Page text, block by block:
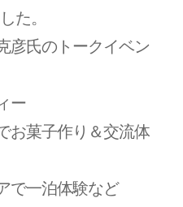
た。
彦氏のトークイベン
ー
お菓子作り＆交流体
で一泊体験など